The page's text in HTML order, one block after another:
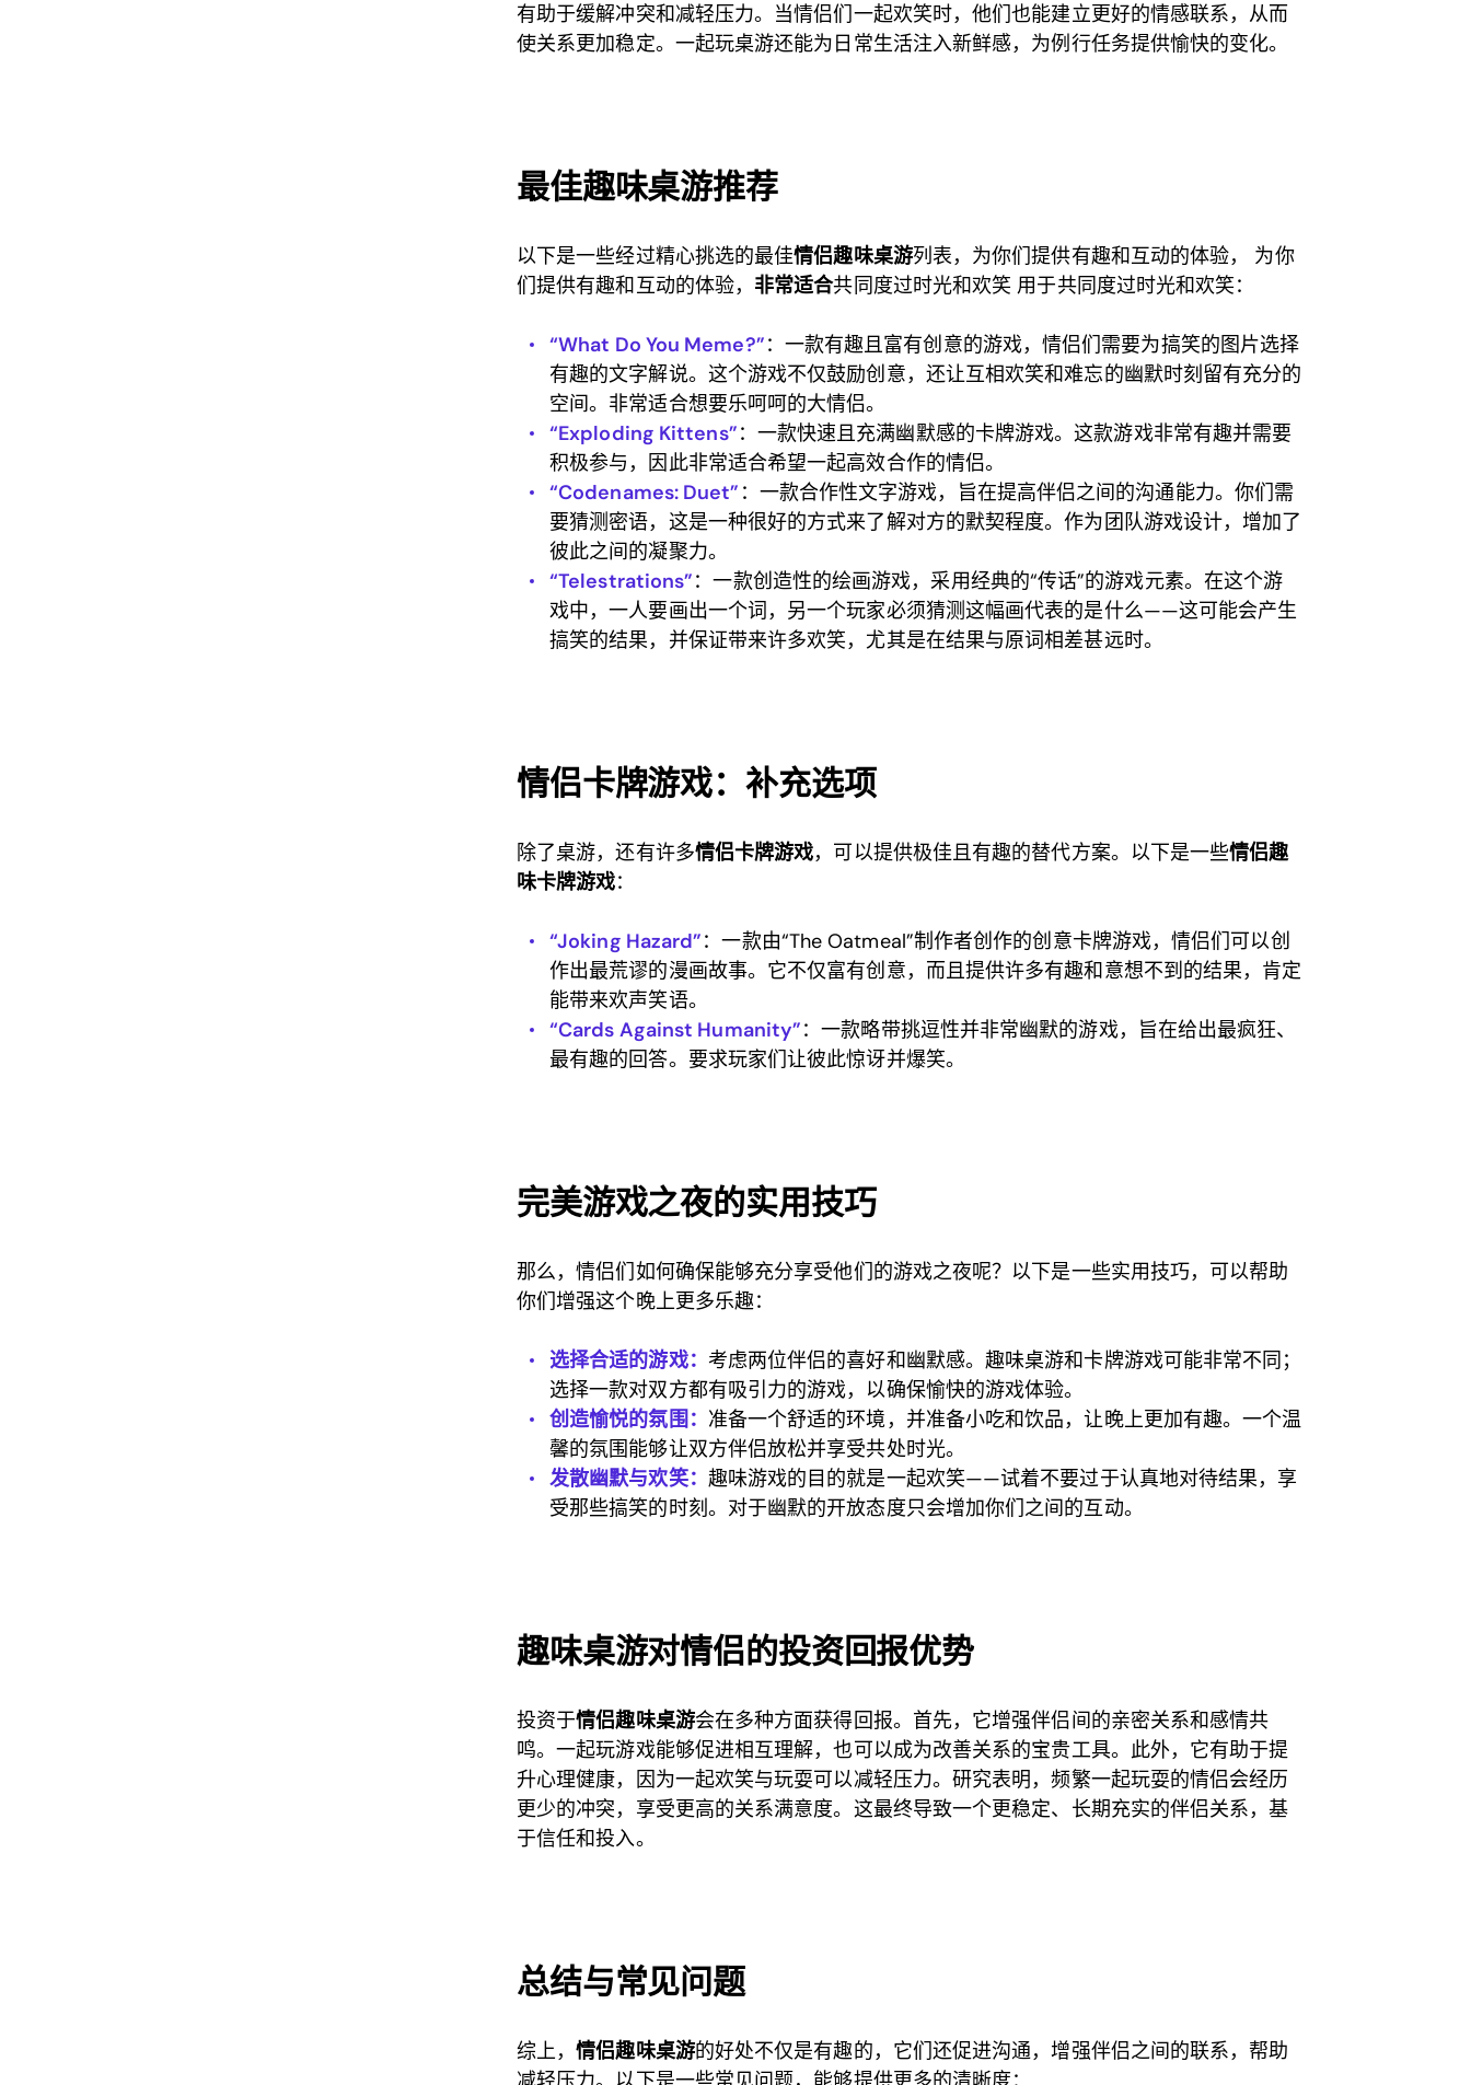
有助于缓解冲突和减轻压力。当情侣们一起欢笑时，他们也能建立更好的情感联系，从而
使关系更加稳定。一起玩桌游还能为日常生活注入新鲜感，为例行任务提供愉快的变化。
最佳趣味桌游推荐
以下是一些经过精心挑选的最佳情侣趣味桌游列表，为你们提供有趣和互动的体验， 为你
们提供有趣和互动的体验， 非常适合共同度过时光和欢笑 用于共同度过时光和欢笑：
“What Do You Meme?”：一款有趣且富有创意的游戏，情侣们需要为搞笑的图片选择
有趣的文字解说。这个游戏不仅鼓励创意，还让互相欢笑和难忘的幽默时刻留有充分的
空间。非常适合想要乐呵呵的大情侣。
“Exploding Kittens”：一款快速且充满幽默感的卡牌游戏。这款游戏非常有趣并需要
积极参与，因此非常适合希望一起高效合作的情侣。
“Codenames: Duet” ：一款合作性文字游戏，旨在提高伴侣之间的沟通能力。你们需
要猜测密语，这是一种很好的方式来了解对方的默契程度。作为团队游戏设计，增加了
彼此之间的凝聚力。
“Telestrations”：一款创造性的绘画游戏，采用经典的“传话”的游戏元素。在这个游
戏中，一人要画出一个词，另一个玩家必须猜测这幅画代表的是什么——这可能会产生
搞笑的结果，并保证带来许多欢笑，尤其是在结果与原词相差甚远时。
情侣卡牌游戏：补充选项
除了桌游，还有许多情侣卡牌游戏，可以提供极佳且有趣的替代方案。以下是一些情侣趣
味卡牌游戏：
“Joking Hazard”：一款由“The Oatmeal”制作者创作的创意卡牌游戏，情侣们可以创
作出最荒谬的漫画故事。它不仅富有创意，而且提供许多有趣和意想不到的结果，肯定
能带来欢声笑语。
“Cards Against Humanity”：一款略带挑逗性并非常幽默的游戏，旨在给出最疯狂、
最有趣的回答。要求玩家们让彼此惊讶并爆笑。
完美游戏之夜的实用技巧
那么，情侣们如何确保能够充分享受他们的游戏之夜呢？以下是一些实用技巧，可以帮助
你们增强这个晚上更多乐趣：
选择合适的游戏： 考虑两位伴侣的喜好和幽默感。趣味桌游和卡牌游戏可能非常不同；
选择一款对双方都有吸引力的游戏，以确保愉快的游戏体验。
创造愉悦的氛围： 准备一个舒适的环境，并准备小吃和饮品，让晚上更加有趣。一个温
馨的氛围能够让双方伴侣放松并享受共处时光。
发散幽默与欢笑： 趣味游戏的目的就是一起欢笑——试着不要过于认真地对待结果，享
受那些搞笑的时刻。对于幽默的开放态度只会增加你们之间的互动。
趣味桌游对情侣的投资回报优势
投资于情侣趣味桌游会在多种方面获得回报。首先，它增强伴侣间的亲密关系和感情共
鸣。一起玩游戏能够促进相互理解，也可以成为改善关系的宝贵工具。此外，它有助于提
升心理健康，因为一起欢笑与玩耍可以减轻压力。研究表明，频繁一起玩耍的情侣会经历
更少的冲突，享受更高的关系满意度。这最终导致一个更稳定、长期充实的伴侣关系，基
于信任和投入。
总结与常见问题
综上，情侣趣味桌游的好处不仅是有趣的，它们还促进沟通，增强伴侣之间的联系，帮助